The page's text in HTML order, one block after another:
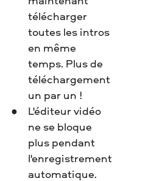
télécharger
toutes les intros
en même
temps. Plus de
téléchargement
un par un !
L'éditeur vidéo
ne se bloque
plus pendant
l'enregistrement
automatique.